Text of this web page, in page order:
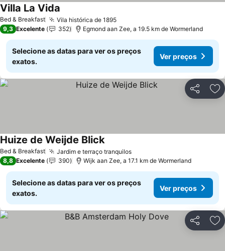
Bed & Breakfast Vila histórica de 1895Ver preços
Villa La Vida
9,3 Excelente 352 Egmond aan Zee, a 19.5 km de Wormerland
Selecione as datas para ver os preços
exatos.
Ver preços
Partilhar
Bed & Breakfast Jardim e terraço tranquilosVer preços
Huize de Weijde BlickVer preços
8,8 Excelente 390 Wijk aan Zee, a 17.1 km de Wormerland
Selecione as datas para ver os preços
exatos.
Ver preços
Partilhar